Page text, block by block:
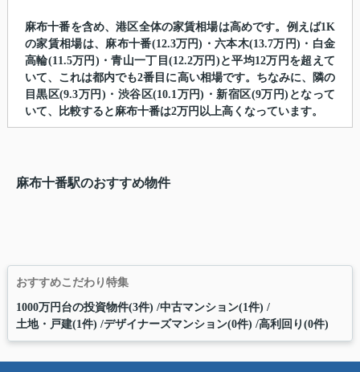
麻布十番を含め、港区全体の家賃相場は高めです。例えば1K
の家賃相場は、麻布十番(12.3万円)・六本木(13.7万円)・白金
高輪(11.5万円)・青山一丁目(12.2万円)と平均12万円を超えて
いて、これは都内でも2番目に高い相場です。ちなみに、隣の
目黒区(9.3万円)・渋谷区(10.1万円)・新宿区(9万円)となって
いて、比較すると麻布十番は2万円以上高くなっています。
麻布十番駅のおすすめ物件
おすすめこだわり特集
1000万円台の投資物件(3件) 中古マンション(1件)
土地・戸建(1件) デザイナーズマンション(0件) 高利回り(0件)